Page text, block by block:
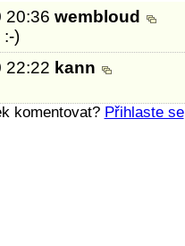
20:36wembloud
:-)
22:22 kann
komentovat? Přihlaste se